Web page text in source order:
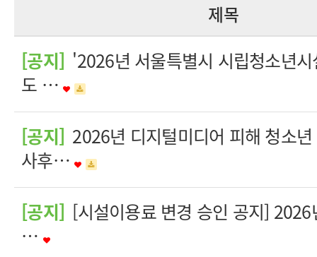
제목
[공지] '2026년 서울특별시 시립청소년
도 …
[공지] 2026년 디지털미디어 피해 청소
사후…
[공지] [시설이용료 변경 승인 공지]
…